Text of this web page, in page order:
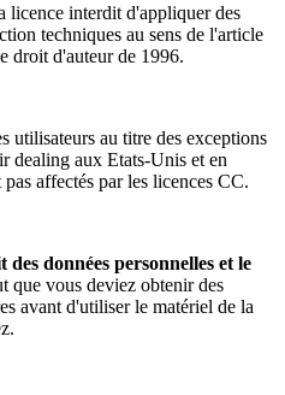
interdit d'appliquer des
techniques au sens de l'article
droit d'auteur de 1996.
utilisateurs au titre des exceptions
dealing aux Etats-Unis et en
affectés par les licences CC.
données personnelles et le
que vous deviez obtenir des
avant d'utiliser le matériel de la